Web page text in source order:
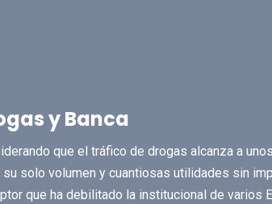
y Banca
que el tráfico de drogas alcanza a
su solo volumen y cuantiosas utilidades sin
que ha debilitado la institucional de